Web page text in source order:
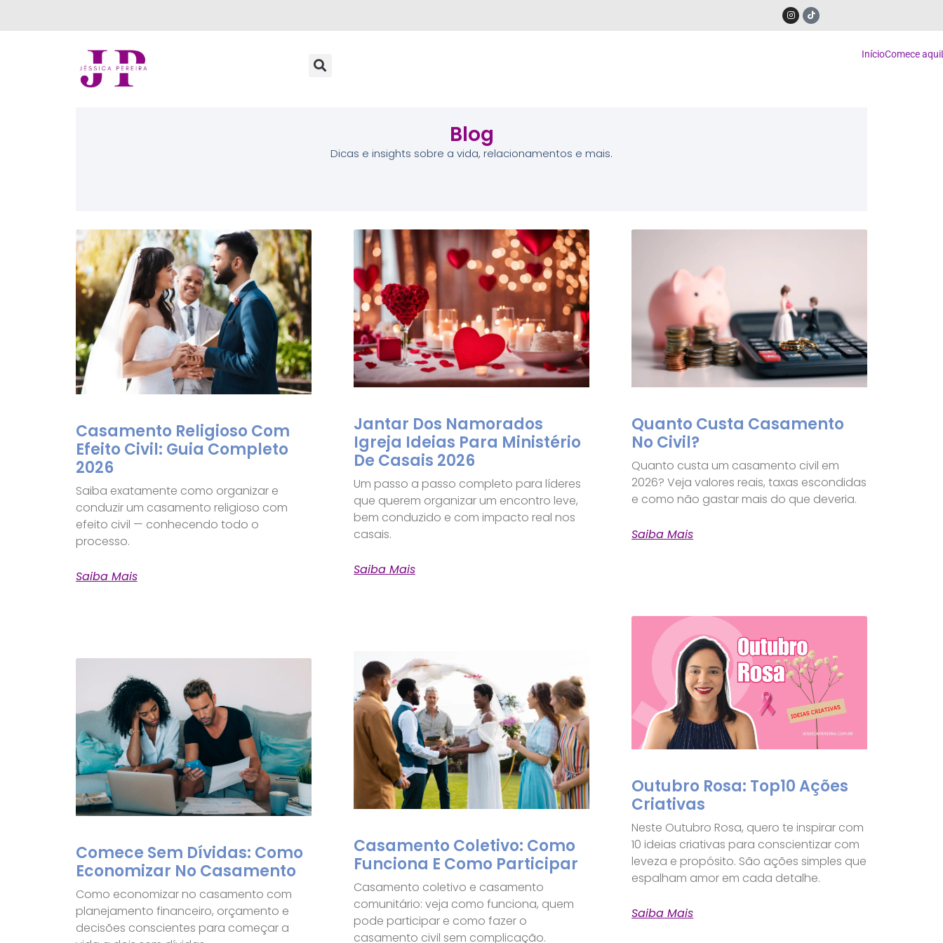
InícioComece aqui
Blog
Dicas e insights sobre a vida, relacionamentos e mais.
Casamento Religioso Com
Efeito Civil: Guia Completo
2026
Saiba exatamente como organizar e
conduzir um casamento religioso com
efeito civil — conhecendo todo o
processo.
Saiba Mais
Jantar Dos Namorados
Igreja Ideias Para Ministério
De Casais 2026
Um passo a passo completo para líderes
que querem organizar um encontro leve,
bem conduzido e com impacto real nos
casais.
Saiba Mais
Quanto Custa Casamento
No Civil?
Quanto custa um casamento civil em
2026? Veja valores reais, taxas escondidas
e como não gastar mais do que deveria.
Saiba Mais
Comece Sem Dívidas: Como
Economizar No Casamento
Como economizar no casamento com
planejamento financeiro, orçamento e
decisões conscientes para começar a
Casamento Coletivo: Como
Funciona E Como Participar
Casamento coletivo e casamento
comunitário: veja como funciona, quem
pode participar e como fazer o
casamento civil sem complicação.
Outubro Rosa: Top10 Ações
Criativas
Neste Outubro Rosa, quero te inspirar com
10 ideias criativas para conscientizar com
leveza e propósito. São ações simples que
espalham amor em cada detalhe.
Saiba Mais